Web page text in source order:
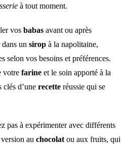
à tout moment.
vos babas avant ou après
un sirop à la napolitaine,
selon vos besoins et préférences.
votre farine et le soin apporté à la
clés d’une recette réussie qui se
pas à expérimenter avec différents
au chocolat ou aux fruits, qui